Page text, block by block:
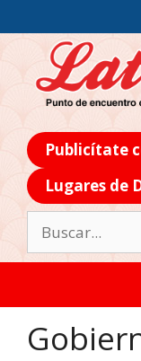
Publicítate
Lugares de